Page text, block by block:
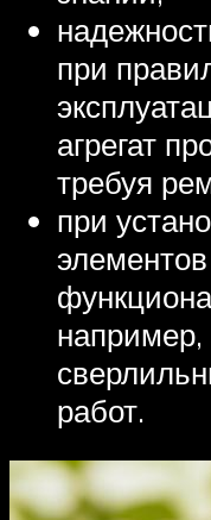
при
агрегат
требуя
при
например,
работ.